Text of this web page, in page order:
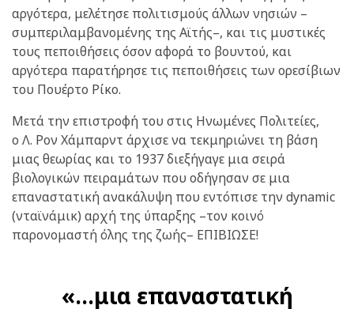
αργότερα, μελέτησε πολιτισμούς άλλων νησιών –
συμπεριλαμβανομένης της Αϊτής–, και τις μυστικές
τους πεποιθήσεις όσον αφορά το βουντού, και
αργότερα παρατήρησε τις πεποιθήσεις των ορεσίβιων
του Πουέρτο Ρίκο.
Μετά την επιστροφή του στις Ηνωμένες Πολιτείες,
ο Λ. Ρον Χάμπαρντ άρχισε να τεκμηριώνει τη βάση
μιας θεωρίας και το 1937 διεξήγαγε μια σειρά
βιολογικών πειραμάτων που οδήγησαν σε μια
επαναστατική ανακάλυψη που εντόπισε την dynamic
(νταϊνάμικ) αρχή της ύπαρξης –τον κοινό
παρονομαστή όλης της ζωής– ΕΠΙΒΙΩΣΕ!
«...μια επαναστατική